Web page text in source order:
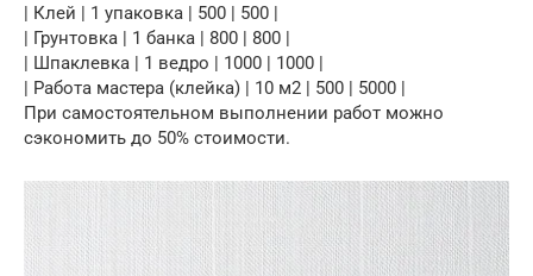
| Клей | 1 упаковка | 500 | 500 |
| Грунтовка | 1 банка | 800 | 800 |
| Шпаклевка | 1 ведро | 1000 | 1000 |
| Работа мастера (клейка) | 10 м2 | 500 | 5000 |
При самостоятельном выполнении работ можно
сэкономить до 50% стоимости.